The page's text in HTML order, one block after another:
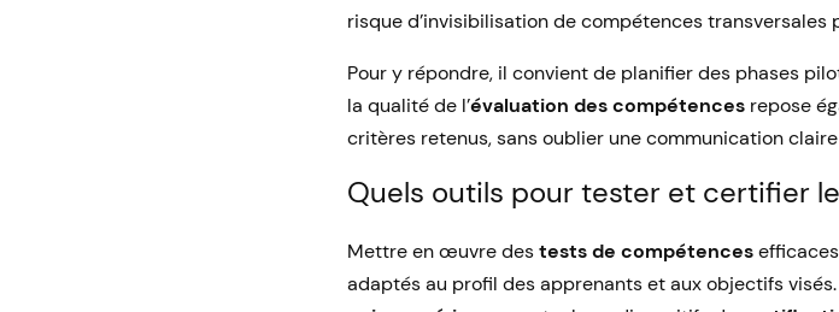
risque d’invisibilisation de compétences transversales
Pour y répondre, il convient de planifier des phases
la qualité de l’évaluation des compétences repose
critères retenus, sans oublier une communication
Quels outils pour tester et certifier
Mettre en œuvre destests de compétences
adaptés au profil des apprenants et aux objectifs